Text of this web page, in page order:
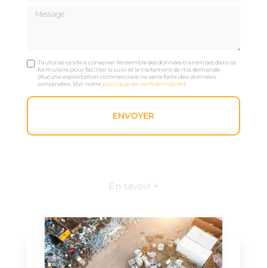
Message
J'autorise ce site à conserver l'ensemble des données transmises dans ce
formulaire pour faciliter le suivi et le traitement de ma demande.
(Aucune exploitation commerciale ne sera faite des données
conservées. Voir notrepolitique de confidentialité)
En savoir +